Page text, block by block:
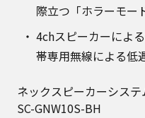
際立つ「ホラーモー
4chスピーカーによ
帯専用無線による低
ネックスピーカーシステ
SC-GNW10S-BH